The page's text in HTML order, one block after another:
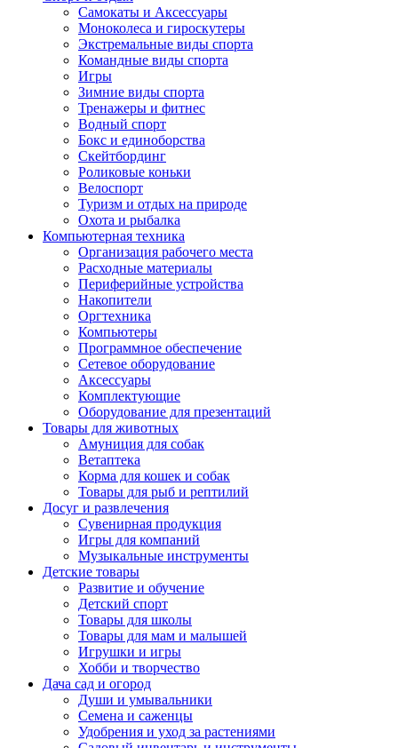
Самокаты и Аксессуары
Моноколеса и гироскутеры
Экстремальные виды спорта
Командные виды спорта
Игры
Зимние виды спорта
Тренажеры и фитнес
Водный спорт
Бокс и единоборства
Скейтбординг
Роликовые коньки
Велоспорт
Туризм и отдых на природе
Охота и рыбалка
Компьютерная техника
Организация рабочего места
Расходные материалы
Периферийные устройства
Накопители
Оргтехника
Компьютеры
Программное обеспечение
Сетевое оборудование
Аксессуары
Комплектующие
Оборудование для презентаций
Товары для животных
Амуниция для собак
Ветаптека
Корма для кошек и собак
Товары для рыб и рептилий
Досуг и развлечения
Сувенирная продукция
Игры для компаний
Музыкальные инструменты
Детские товары
Развитие и обучение
Детский спорт
Товары для школы
Товары для мам и малышей
Игрушки и игры
Хобби и творчество
Дача сад и огород
Души и умывальники
Семена и саженцы
Удобрения и уход за растениями